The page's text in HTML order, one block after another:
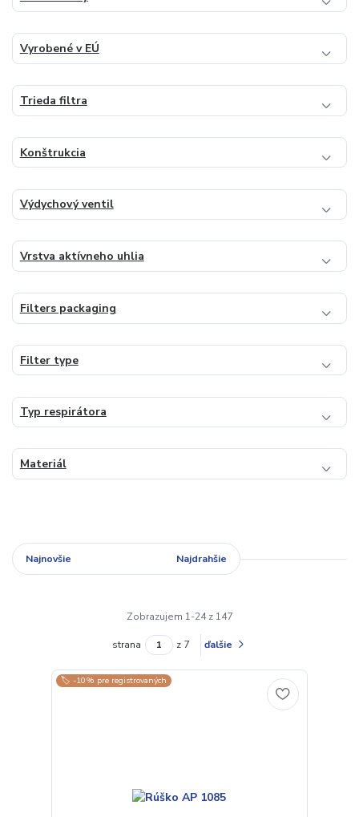
Vyrobené v EÚ
Trieda filtra
Konštrukcia
Výdychový ventil
Vrstva aktívneho uhlia
Filters packaging
Filter type
Typ respirátora
Materiál
Najnovšie Najdrahšie
Zobrazujem 1-24 z 147
strana z 7 ďalšie
🏷️ -10% pre registrovaných